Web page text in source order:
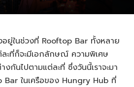
อยู่ในช่วงที่ Rooftop Bar ทั้งหลาย
ะที่ก็จะมีเอกลักษณ์ ความพิเศษ
กันไปตามแต่ละที่ ซึ่งวันนี้เราจะมา
Bar ในเครือของ Hungry Hub ที่